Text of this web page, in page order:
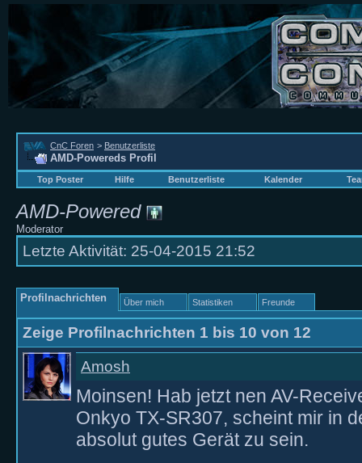
CnC Foren > Benutzerliste
AMD-Powereds Profil
Top Poster Hilfe Benutzerliste Kalender
AMD-Powered
Moderator
Letzte Aktivität: 25-04-2015 21:52
Profilnachrichten Über mich Statistiken Freunde
Zeige Profilnachrichten 1 bis 10 von 12
Amosh
Moinsen! Hab jetzt nen AV-
Onkyo TX-SR307, scheint mir in
absolut gutes Gerät zu sein.